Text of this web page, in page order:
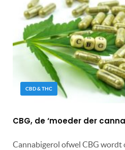
CBD & THC
CBG, de ‘moeder der
Cannabigerol ofwel CBG wordt